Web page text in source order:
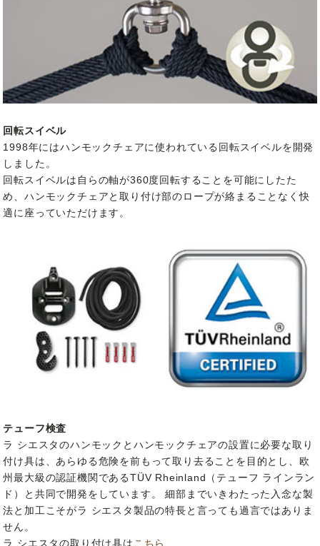
回転スイベル
1998年にはハンモックチェアに使われている回転スイベルを開発
しました。
回転スイベルは自らの軸が360度回転することを可能にしたた
め、ハンモックチェアと取り付け部のロープが絡まることなく快
適に座っていただけます。
テューフ検査
ラ シエスタのハンモックとハンモックチェアの設置に必要な取り
付け具は、あらゆる危険を前もって取り去ることを目的とし、欧
州最大級の認証機関であるTÜV Rheinland（テューフ ラインラン
ド）と共同で開発をしています。 細部までいきわたった入念な製
法と加工こそがラ シエスタ製品の特長と言っても過言ではありま
せん。
ラ シエスタの取り付け具は こちら